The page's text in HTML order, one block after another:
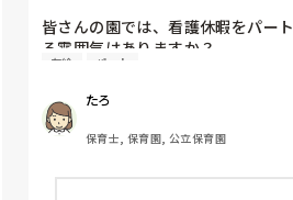
皆さんの園では、看護休暇をパー
る雰囲気はありますか？
先日娘の体調不良でお休みをいた
れるのでそうしてくださいと教え
度としてあっても、なかなかとれ
う認識で今までの園ではやってき
れている感の嬉しさがありました
有給 パート
たろ
保育士, 保育園, 公立保育園